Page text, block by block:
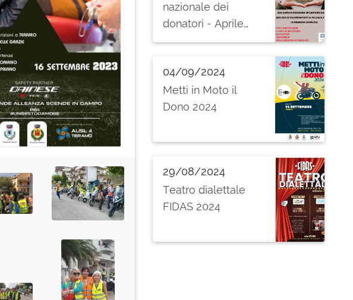
nazionale dei
donatori - Aprile
2025
04/09/2024
Metti in Moto il
Dono 2024
29/08/2024
Teatro dialettale
FIDAS 2024